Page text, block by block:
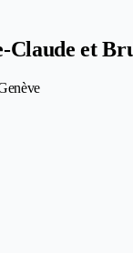
Claude et